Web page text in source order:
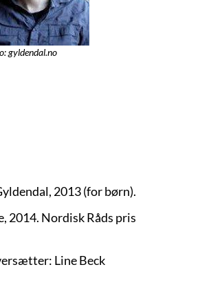
gyldendal.no
2013 (for børn).
2014. Nordisk Råds pris
Line Beck